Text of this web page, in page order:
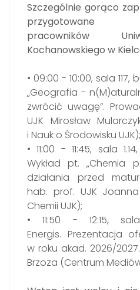
Szczególnie gorąco
pracowników
Kochanowskiego w
• 09:00 - 10:00, sala 117,
„Geografia -
zwrócić uwagę”.
UJK Mirosław
i Nauk o Środowisku UJK);
•11:00 - 11:45, sala
Wykład pt.
działania przed
hab. prof. UJK
Chemii UJK);
• 11:50 - 12:15,
Energis. Prezentacja
w roku akad. 2026/2027
Brzoza (Centrum